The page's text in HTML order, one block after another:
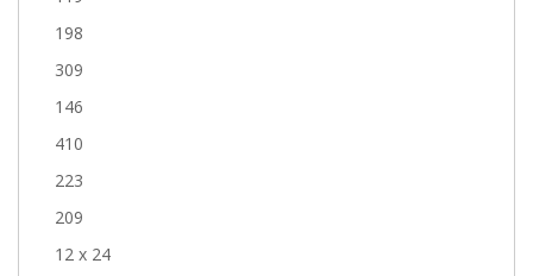
198
309
146
410
223
209
12 x 24